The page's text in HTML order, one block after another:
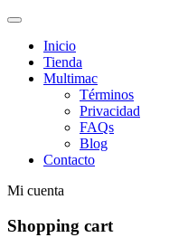
Inicio
Tienda
Multimac
Términos
Privacidad
FAQs
Blog
Contacto
Mi cuenta
Shopping cart